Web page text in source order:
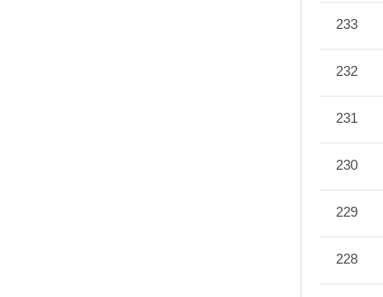
233
232
231
230
229
228